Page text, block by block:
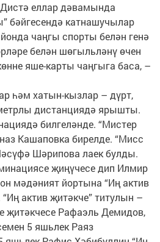
еллар дәвамында
бәйгесендә катнашучылар
чаңгы спорты белән генә
белән шөгыльләнү өчен
яше-карты чаңгыга баса, –
һәм хатын-кызлар – дүрт,
дистанциядә ярышты.
билгеләнде. “Мистер
Кашаповка бирелде. “Мисс
Шәрипова лаек булды.
җиңүчесе дип Илмир
мәдәният йортына “Иң актив
актив җитәкче” титулын –
җитәкчесе Рафаэль Демидов,
5 яшьлек Раяз